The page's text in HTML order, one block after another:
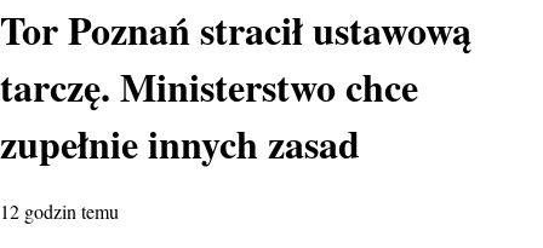
Tor Poznań stracił ustawową
tarczę. Ministerstwo chce
zupełnie innych zasad
12 godzin temu